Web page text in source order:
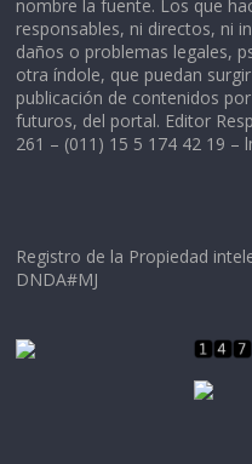
nombre la fuente. Los que
responsables, ni directos, ni
daños o problemas legales,
otra índole, que puedan
publicación de contenidos
futuros, del portal. Editor
261 – (011) 15 5 174 42 19 –
Registro de la Propiedad
DNDA#MJ